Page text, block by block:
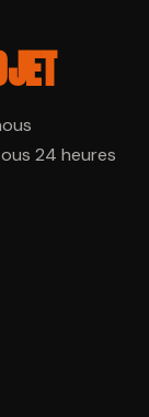
24 heures